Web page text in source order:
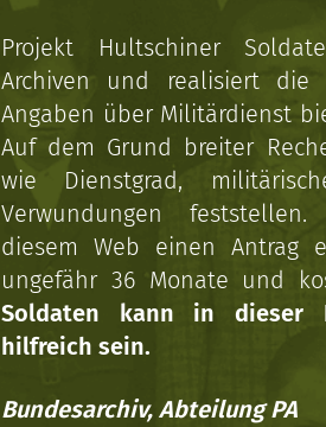
Projekt Hultschiner
Archiven und realisiert die
Angaben über Militärdienst
Auf dem Grund breiter
wie Dienstgrad,
Verwundungen
diesem Web einen Antrag
ungefähr 36 Monate und
Soldaten kann in dieser
hilfreich sein.
Bundesarchiv, Abteilung PA